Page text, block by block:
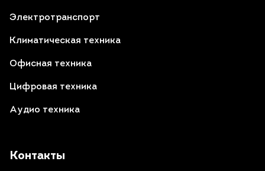
Контакты
Электротранспорт
Климатическая техника
Офисная техника
Цифровая техника
Аудио техника